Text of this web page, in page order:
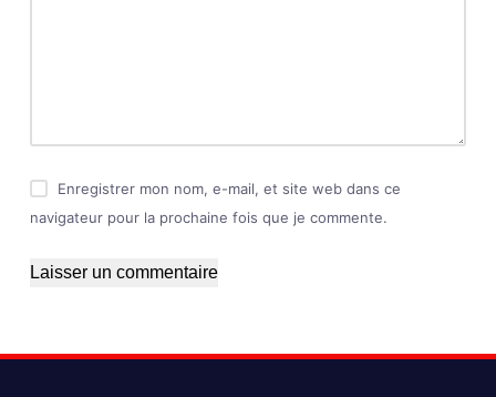
Enregistrer mon nom, e-mail, et site web dans ce
navigateur pour la prochaine fois que je commente.
Laisser un commentaire